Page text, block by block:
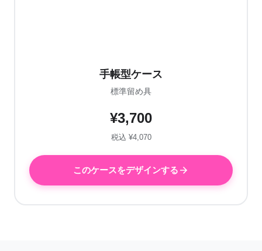
手帳型ケース
標準留め具
¥3,700
税込 ¥4,070
このケースをデザインする